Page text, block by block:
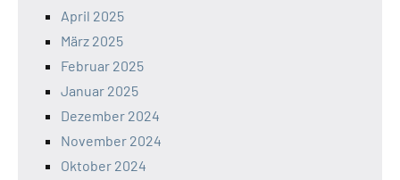
April 2025
März 2025
Februar 2025
Januar 2025
Dezember 2024
November 2024
Oktober 2024